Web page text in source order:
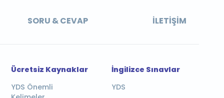
SORU & CEVAP İLETIŞIM
Ücretsiz Kaynaklar
YDS Önemli
İngilizce Sınavlar
YDS